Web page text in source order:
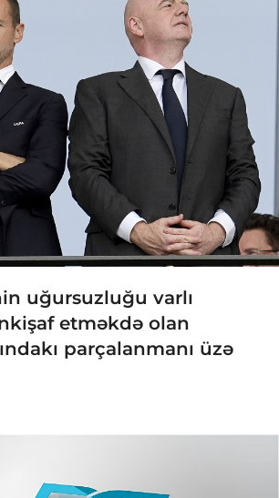
uğursuzluğu varlı
etməkdə olan
parçalanmanı üzə